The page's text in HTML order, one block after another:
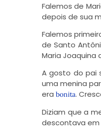
Falemos de
depois de sua
Falemos
de Santo
Maria Joaquina
A gosto do pai
uma menina
era bonita.
Diziam que a
descontava